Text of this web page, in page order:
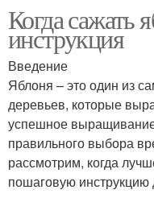
Когда сажать
инструкция
Введение
Яблоня – это один из
деревьев, которые
успешное
правильного выбора
рассмотрим, когда
пошаговую